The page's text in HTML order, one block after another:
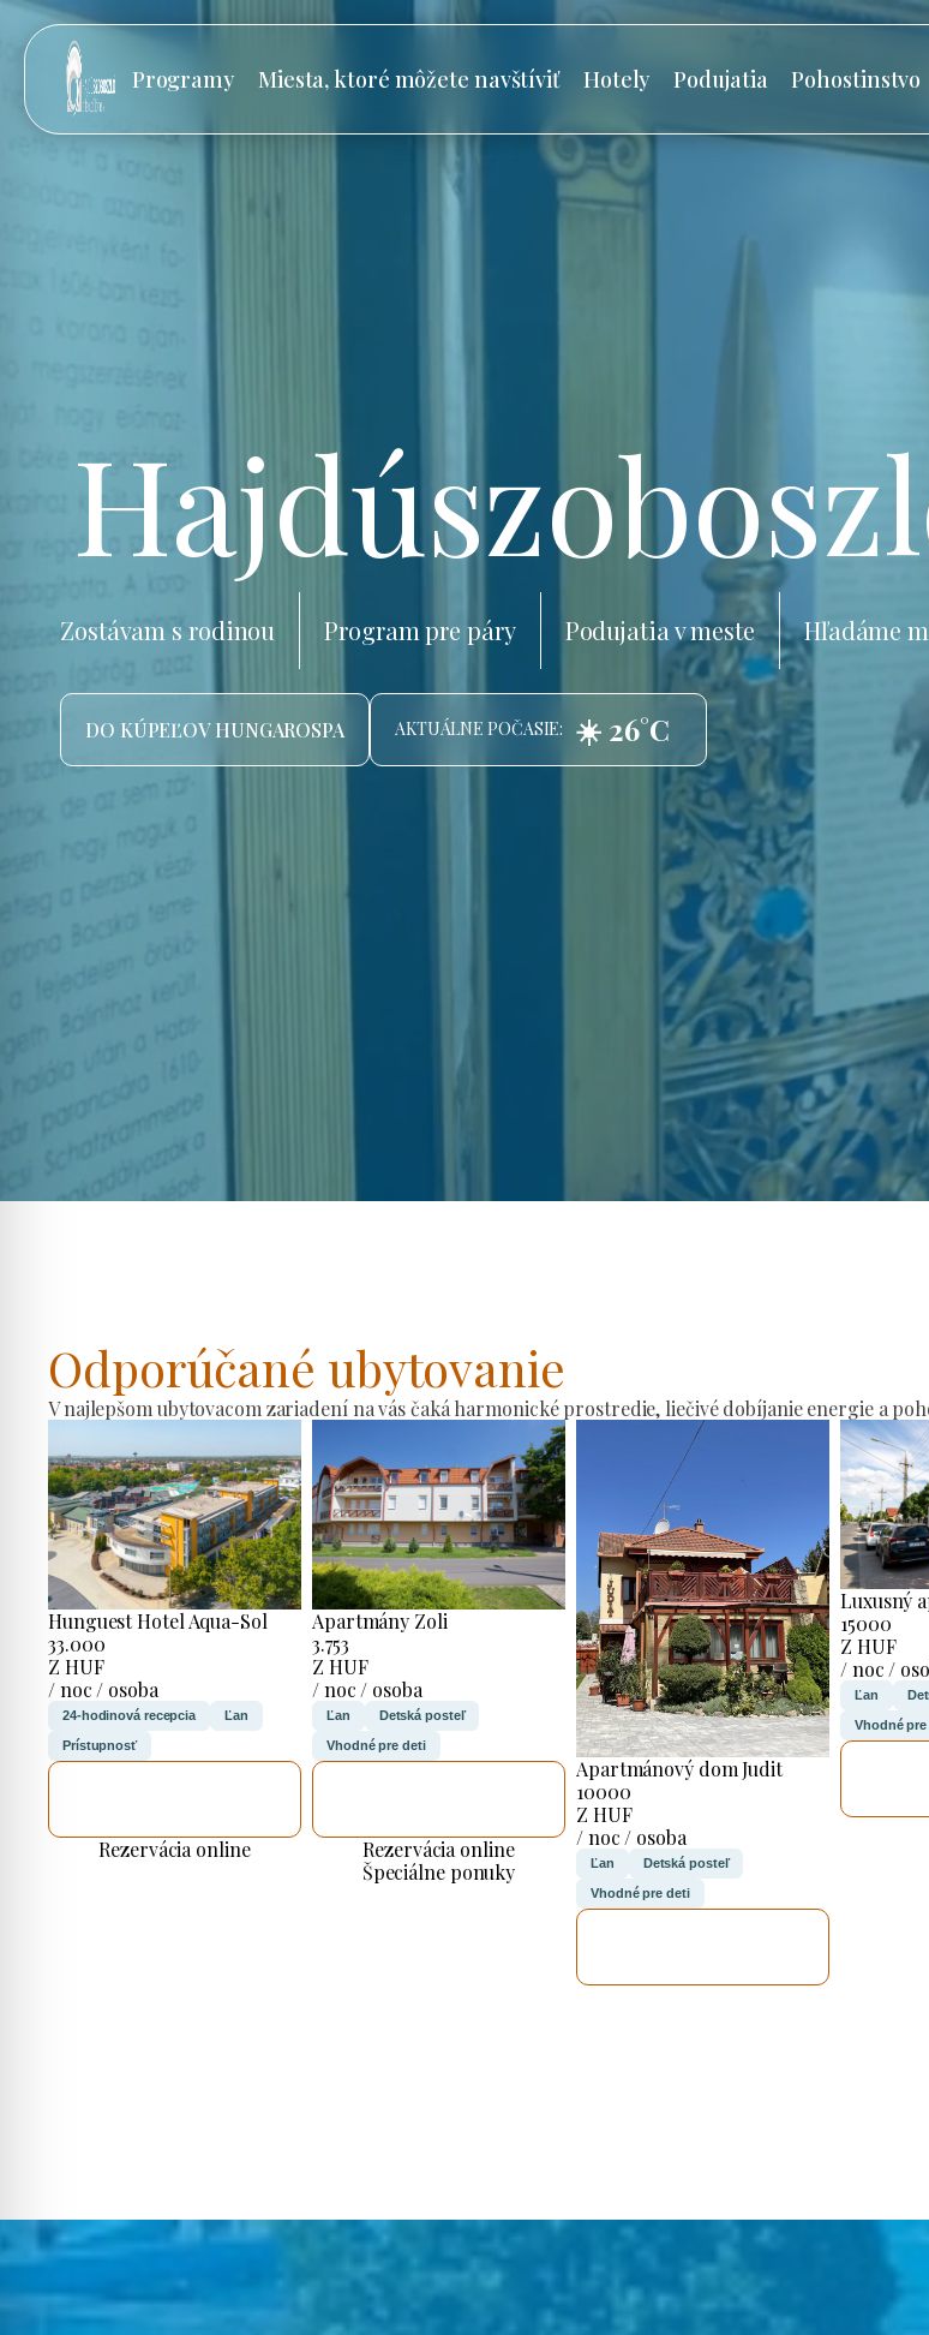
Programy Miesta, ktoré môžete navštíviť Hotely Podujatia Pohostinstvo
Zostávam s rodinou Program pre páry Podujatia v meste Hľadáme
DO KÚPEĽOV HUNGAROSPA AKTUÁLNE POČASIE: ☀️ 26°C
Odporúčané ubytovanie
V najlepšom ubytovacom zariadení na vás čaká harmonické prostredie, liečivé dobíjanie energie a
Hunguest Hotel Aqua-Sol
33.000
Z HUF
/ noc / osoba
24-hodinová recepcia Ľan
Prístupnosť
Rezervácia online
Apartmány Zoli
3.753
Z HUF
/ noc / osoba
Ľan Detská posteľ
Vhodné pre deti
Rezervácia online
Špeciálne ponuky
Apartmánový dom Judit
10000
Z HUF
/ noc / osoba
Ľan Detská posteľ
Vhodné pre deti
Luxusný
15000
Z HUF
/ noc /
Ľan
Vhodné